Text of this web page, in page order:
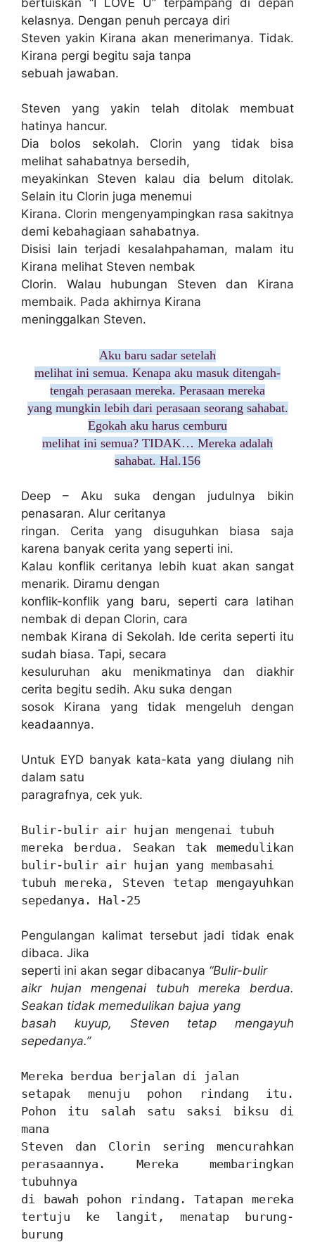
kelasnya. Dengan penuh percaya diri
Steven yakin Kirana akan menerimanya. Tidak.
Kirana pergi begitu saja tanpa
sebuah jawaban.
Steven yang yakin telah ditolak membuat
hatinya hancur.
Dia bolos sekolah. Clorin yang tidak bisa
melihat sahabatnya bersedih,
meyakinkan Steven kalau dia belum ditolak.
Selain itu Clorin juga menemui
Kirana. Clorin mengenyampingkan rasa sakitnya
demi kebahagiaan sahabatnya.
Disisi lain terjadi kesalahpahaman, malam itu
Kirana melihat Steven nembak
Clorin. Walau hubungan Steven dan Kirana
membaik. Pada akhirnya Kirana
meninggalkan Steven.
Aku baru sadar setelah
melihat ini semua. Kenapa aku masuk ditengah-
tengah perasaan mereka. Perasaan mereka
yang mungkin lebih dari perasaan seorang sahabat.
Egokah aku harus cemburu
melihat ini semua? TIDAK… Mereka adalah
sahabat. Hal.156
Deep – Aku suka dengan judulnya bikin
penasaran. Alur ceritanya
ringan. Cerita yang disuguhkan biasa saja
karena banyak cerita yang seperti ini.
Kalau konflik ceritanya lebih kuat akan sangat
menarik. Diramu dengan
konflik-konflik yang baru, seperti cara latihan
nembak di depan Clorin, cara
nembak Kirana di Sekolah. Ide cerita seperti itu
sudah biasa. Tapi, secara
kesuluruhan aku menikmatinya dan diakhir
cerita begitu sedih. Aku suka dengan
sosok Kirana yang tidak mengeluh dengan
keadaannya.
Untuk EYD banyak kata-kata yang diulang nih
dalam satu
paragrafnya, cek yuk.
Bulir-bulir air hujan mengenai tubuh
mereka berdua. Seakan tak memedulikan
bulir-bulir air hujan yang membasahi
tubuh mereka, Steven tetap mengayuhkan
sepedanya. Hal-25
Pengulangan kalimat tersebut jadi tidak enak
dibaca. Jika
seperti ini akan segar dibacanya “Bulir-bulir
aikr hujan mengenai tubuh mereka berdua.
Seakan tidak memedulikan bajua yang
basah kuyup, Steven tetap mengayuh
sepedanya.”
Mereka berdua berjalan di jalan
setapak menuju pohon rindang itu.
Pohon itu salah satu saksi biksu di
mana
Steven dan Clorin sering mencurahkan
perasaannya. Mereka membaringkan
tubuhnya
di bawah pohon rindang. Tatapan mereka
tertuju ke langit, menatap burung-
burung